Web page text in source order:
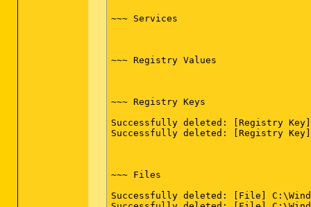
~~~ Services
~~~ Registry Values
~~~ Registry Keys
Successfully deleted: [Registry Key]
Successfully deleted: [Registry Key]
~~~ Files
Successfully deleted: [File]